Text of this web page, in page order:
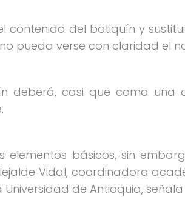
del botiquín y
pueda verse con claridad el
deberá, casi que como una
elementos básicos, sin
Vidal, coordinadora
de Antioquia,